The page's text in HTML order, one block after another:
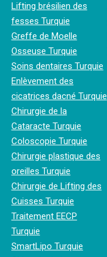
Lifting brésilien des
fesses Turquie
Greffe de Moelle
Osseuse Turquie
Soins dentaires Turquie
Enlèvement des
cicatrices dacné Turquie
Chirurgie de la
Cataracte Turquie
Coloscopie Turquie
Chirurgie plastique des
oreilles Turquie
Chirurgie de Lifting des
Cuisses Turquie
Traitement EECP
Turquie
SmartLipo Turquie